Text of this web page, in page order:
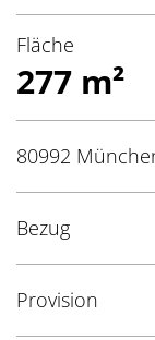
Fläche
277 m²
80992
Bezug
Provision